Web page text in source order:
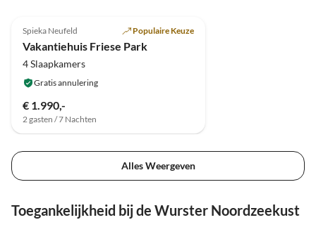
Spieka Neufeld Populaire Keuze
Vakantiehuis Friese Park
4 Slaapkamers
Gratis annulering
€ 1.990,-
2 gasten / 7 Nachten
Alles Weergeven
Toegankelijkheid bij de Wurster Noordzeekust